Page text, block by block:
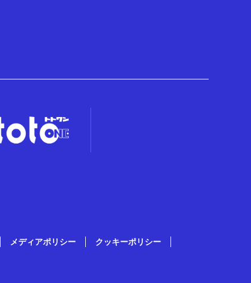
メディアポリシー
クッキーポリシー